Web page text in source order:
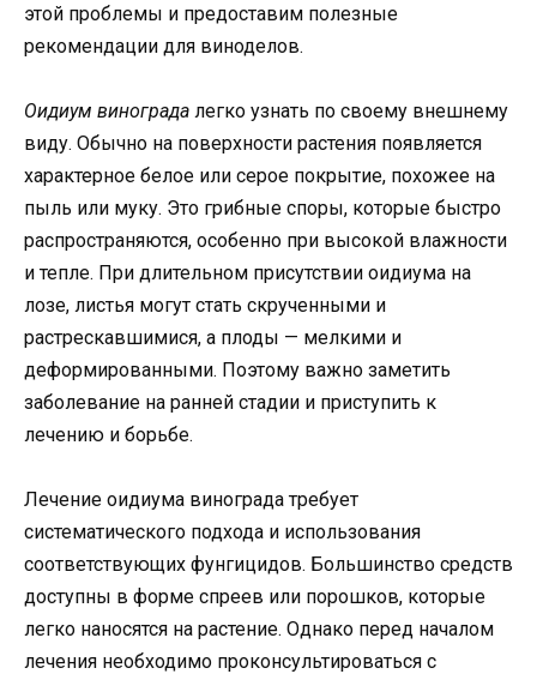
этой проблемы и предоставим полезные
рекомендации для виноделов.
Оидиум винограда легко узнать по своему внешнему
виду. Обычно на поверхности растения появляется
характерное белое или серое покрытие, похожее на
пыль или муку. Это грибные споры, которые быстро
распространяются, особенно при высокой влажности
и тепле. При длительном присутствии оидиума на
лозе, листья могут стать скрученными и
растрескавшимися, а плоды — мелкими и
деформированными. Поэтому важно заметить
заболевание на ранней стадии и приступить к
лечению и борьбе.
Лечение оидиума винограда требует
систематического подхода и использования
соответствующих фунгицидов. Большинство средств
доступны в форме спреев или порошков, которые
легко наносятся на растение. Однако перед началом
лечения необходимо проконсультироваться с